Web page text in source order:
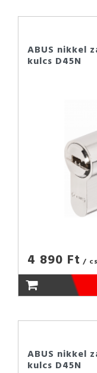
ABUS nikkel
kulcs D45N
4 890 Ft /
ABUS nikkel
kulcs D45N